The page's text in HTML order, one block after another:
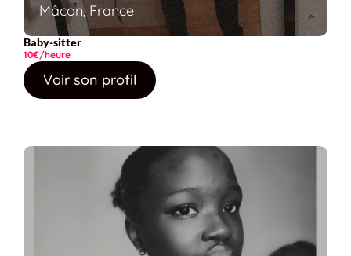
Mâcon, France
Baby-sitter
10€/heure
Voir son profil